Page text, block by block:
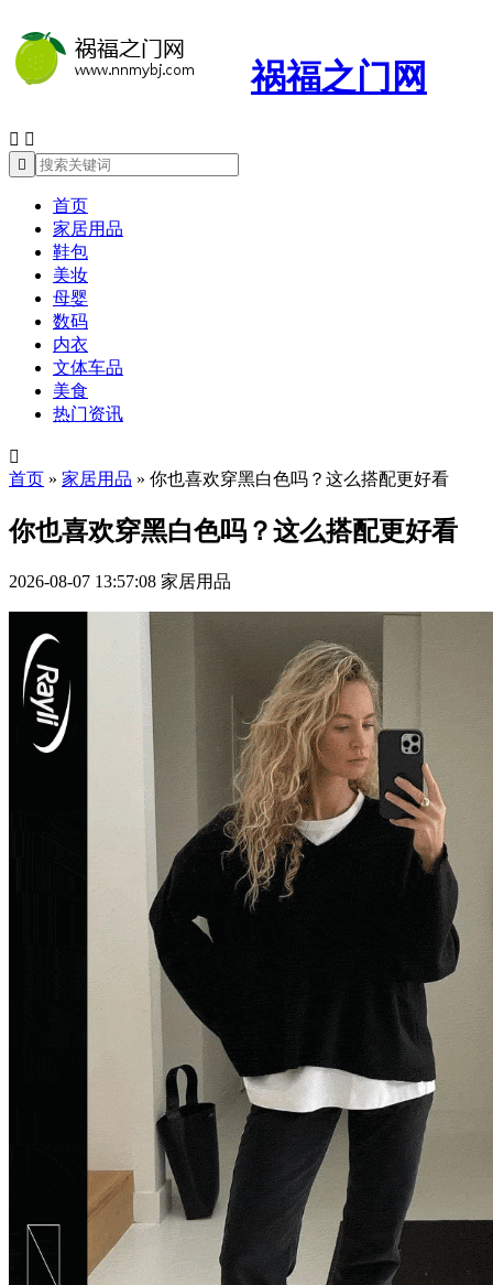
祸福之门网
 

首页
家居用品
鞋包
美妆
母婴
数码
内衣
文体车品
美食
热门资讯

首页 » 家居用品 » 你也喜欢穿黑白色吗？这么搭配更好看
你也喜欢穿黑白色吗？这么搭配更好看
2026-08-07 13:57:08 家居用品